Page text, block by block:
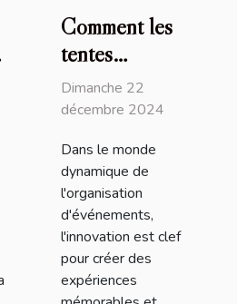
Comment les
tentes
gonflables
peuvent
vos
événements
Dimanche 22
décembre 2024
Dans le monde
dynamique de
l'organisation
d'événements,
l'innovation est clef
pour créer des
expériences